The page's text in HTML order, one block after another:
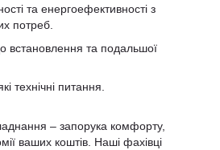
та енергоефективності з
потреб.
встановлення та подальшої
технічні питання.
– запорука комфорту,
ваших коштів. Наші фахівці